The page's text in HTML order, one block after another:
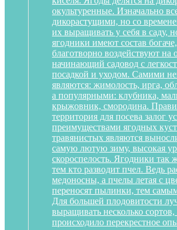
окультуренные. Изначально
дикорастущими, но со
их выращивать у себя в саду,
ягодники имеют состав
благотворно воздействуют на
начинающий садовод с
посадкой и уходом. Самими
являются: жимолость, ирга,
а популярными: клубника,
крыжовник, смородина.
территория для посева залог
преимуществами ягодных
травянистых являются
самую лютую зиму, высокая
скороспелость. Ягодники так
тем кто разводит пчел. Ведь
медоносны, а пчелы летая с
переносят пылинки, тем
Для большей плодовитости
выращивать несколько
происходило перекрестное